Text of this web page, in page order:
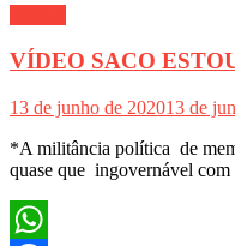
VÍDEO SACO
13 de junho de 202013 de
*A militância política de
quase que ingovernável